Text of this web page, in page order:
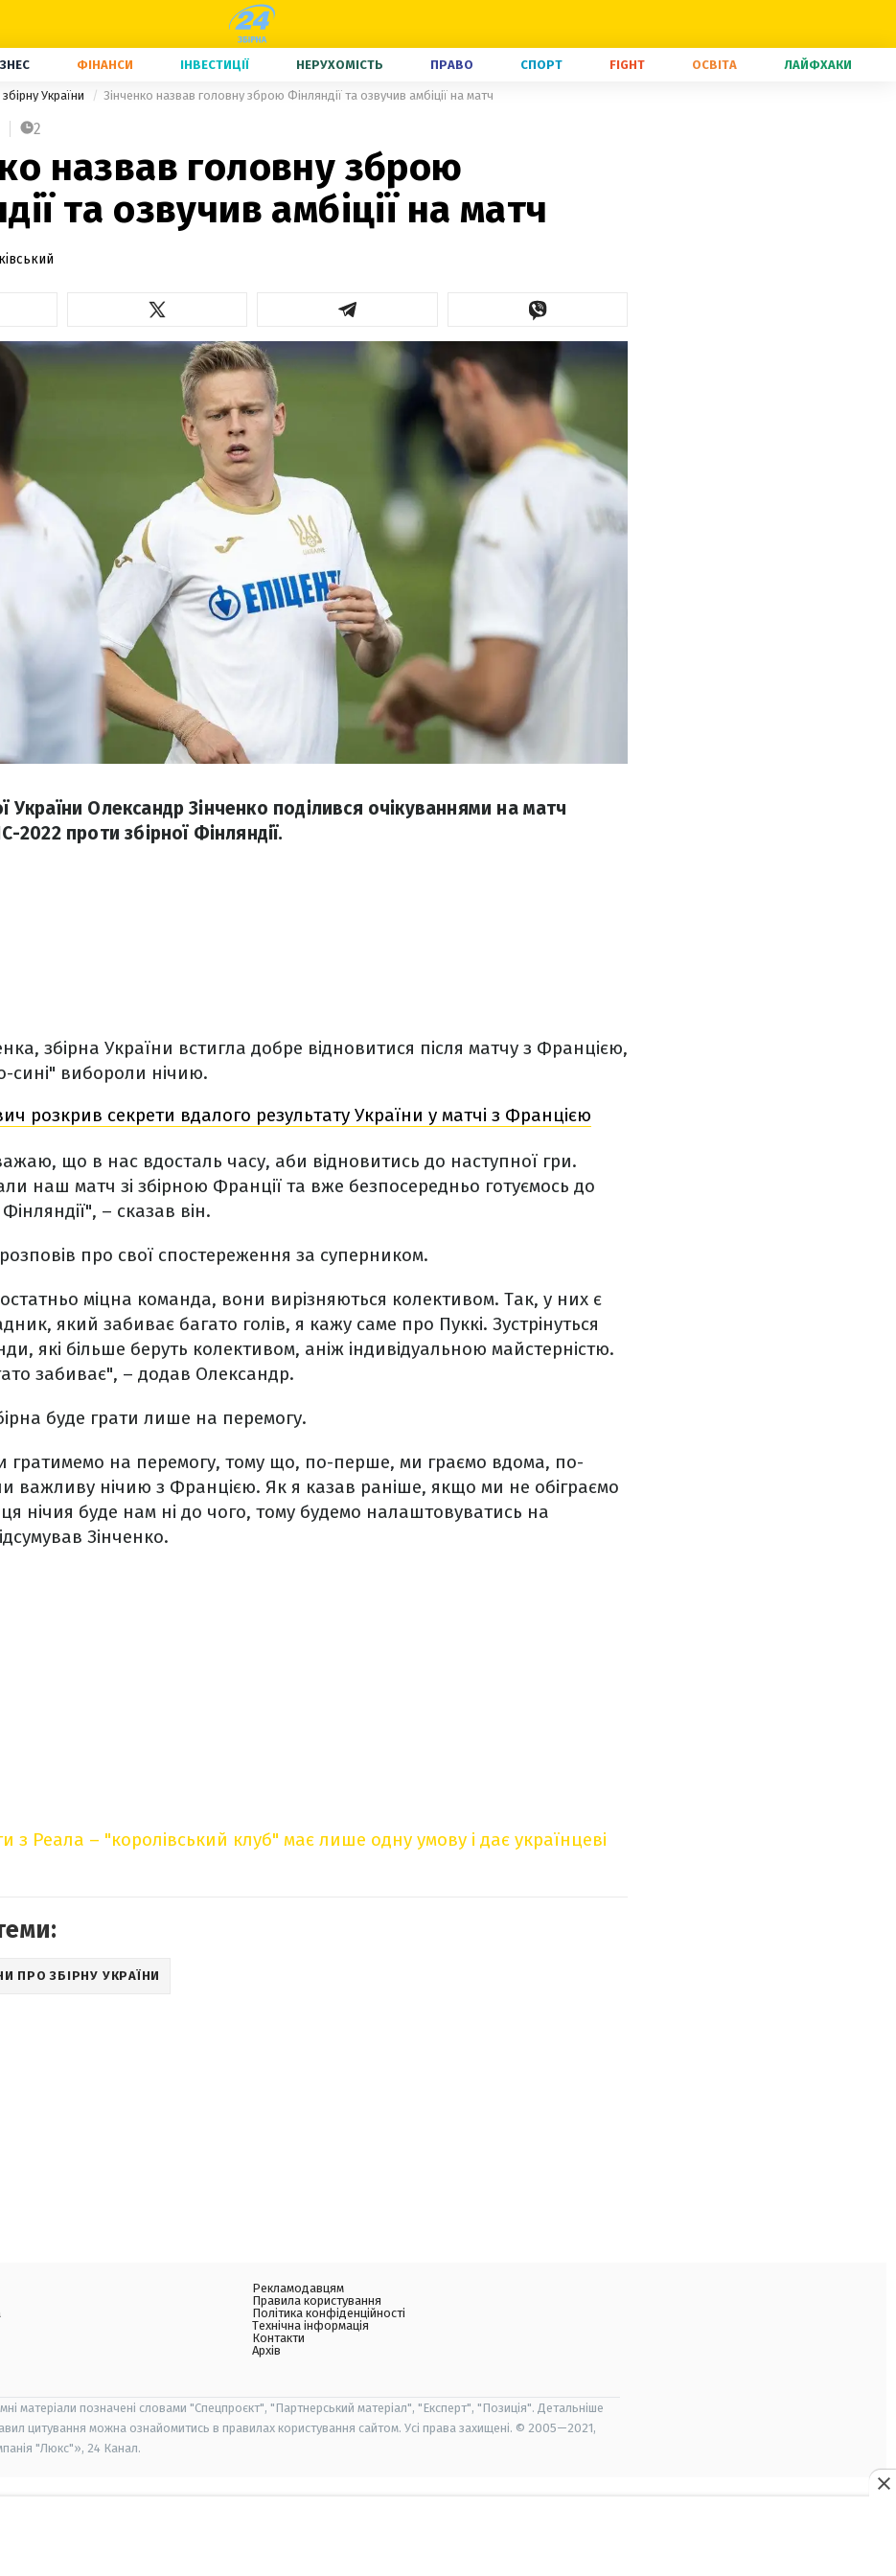
ФІНАНСИ ІНВЕСТИЦІЇ НЕРУХОМІСТЬ ПРАВО СПОРТ FIGHT ОСВІТА ЛАЙФХАКИ
України Зінченко назвав головну зброю Фінляндії та озвучив амбіції на матч
2
назвав головну зброю
та озвучив амбіції на матч
України Олександр Зінченко поділився очікуваннями на матч
2022 проти збірної Фінляндії.
збірна України встигла добре відновитися після матчу з Францією,
сині" вибороли нічию.
розкрив секрети вдалого результату України у матчі з Францією
що в нас вдосталь часу, аби відновитись до наступної гри.
наш матч зі збірною Франції та вже безпосередньо готуємось до
– сказав він.
про свої спостереження за суперником.
міцна команда, вони вирізняються колективом. Так, у них є
який забиває багато голів, я кажу саме про Пуккі. Зустрінуться
які більше беруть колективом, аніж індивідуальною майстерністю.
забиває", – додав Олександр.
буде грати лише на перемогу.
гратимемо на перемогу, тому що, по-перше, ми граємо вдома, по-
важливу нічию з Францією. Як я казав раніше, якщо ми не обіграємо
нічия буде нам ні до чого, тому будемо налаштовуватись на
Зінченко.
з Реала – "королівський клуб" має лише одну умову і дає українцеві
ПРО ЗБІРНУ УКРАЇНИ
Рекламодавцям
Правила користування
Політика конфіденційності
Технічна інформація
Контакти
Архів
матеріали позначені словами "Спецпроєкт", "Партнерський матеріал", "Експерт", "Позиція". Детальніше
цитування можна ознайомитись в правилах користування сайтом. Усі права захищені. © 2005—2021,
"Люкс"», 24 Канал.